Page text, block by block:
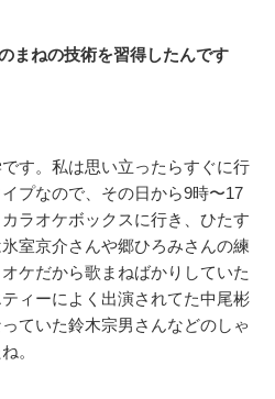
まねの技術を習得したんです
す。私は思い立ったらすぐに行
プなので、その日から9時〜17
ラオケボックスに行き、ひたす
室京介さんや郷ひろみさんの練
ケだから歌まねばかりしていた
ィーによく出演されてた中尾彬
ていた鈴木宗男さんなどのしゃ
。